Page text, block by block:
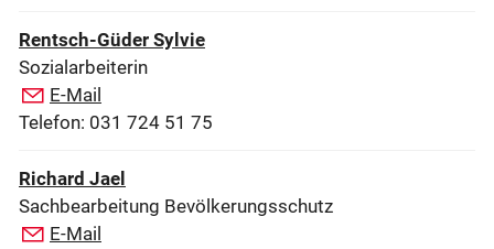
Rentsch-Güder Sylvie
Sozialarbeiterin
E-Mail
Telefon: 031 724 51 75
Richard Jael
Sachbearbeitung Bevölkerungsschutz
E-Mail